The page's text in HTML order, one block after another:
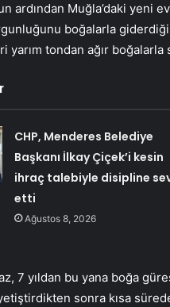
ardından Muğla’daki yeni
boğalarla
yarım tondan ağır boğalarla
CHP, Menderes Belediye
Başkanı İlkay Çiçek’i kesin
ihraç talebiyle disipline
etti
Ağustos 8, 2026
7 yıldan bu yana boğa
sonra kısa